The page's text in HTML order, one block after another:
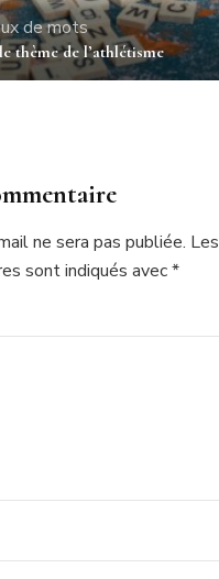
de mots
thème de l’athlétisme
ne sera pas publiée. Les
sont indiqués avec*